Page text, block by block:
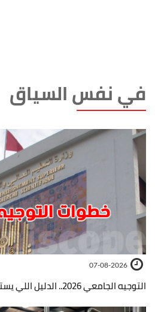
في نفس السياق
07-08-2026
التوجيه الجامعي 2026.. الدليل اللي يستناه الطلبة خرج اليوم